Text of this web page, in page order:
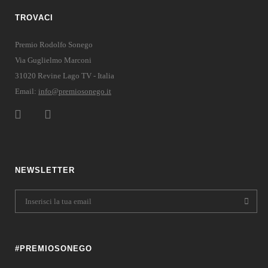
TROVACI
Premio Rodolfo Sonego
Via Guglielmo Marconi
31020 Revine Lago TV - Italia
Email: info@premiosonego.it
NEWSLETTER
#PREMIOSONEGO